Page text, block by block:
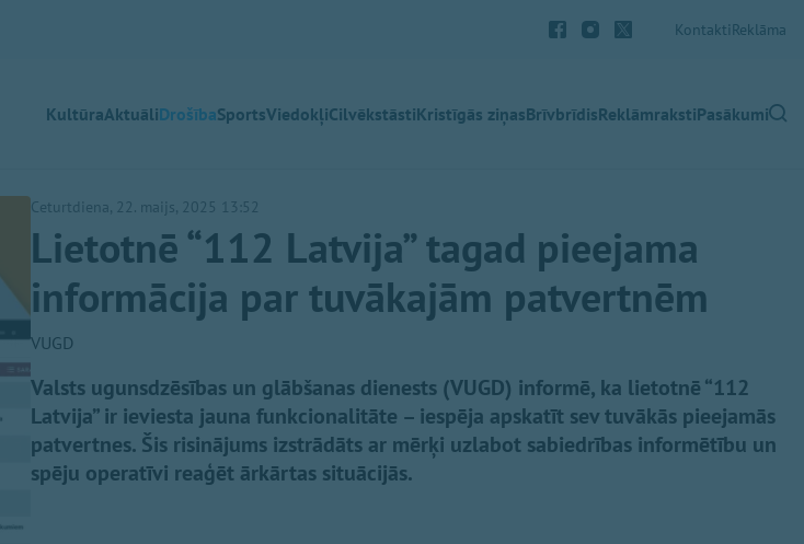
KontaktiReklāma
KultūraAktuāliDrošībaSportsViedokļiCilvēkstāstiKristīgās ziņasBrīvbrīdisReklāmrakstiPasākumi
Ceturtdiena, 22. maijs, 2025 13:52
Lietotnē “112 Latvija” tagad pieejama
informācija par tuvākajām patvertnēm
VUGD
Valsts ugunsdzēsības un glābšanas dienests (VUGD) informē, ka lietotnē “112
Latvija” ir ieviesta jauna funkcionalitāte – iespēja apskatīt sev tuvākās pieejamās
patvertnes. Šis risinājums izstrādāts ar mērķi uzlabot sabiedrības informētību un
spēju operatīvi reaģēt ārkārtas situācijās.